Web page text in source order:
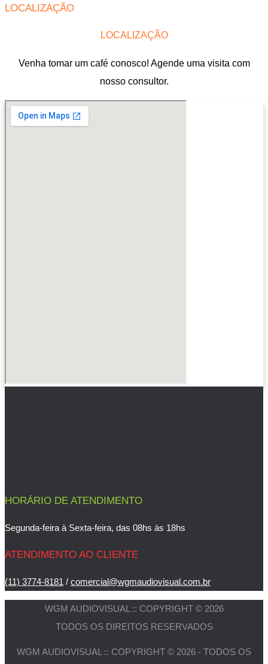
LOCALIZAÇÃO
LOCALIZAÇÃO
Venha tomar um café conosco! Agende uma visita com
nosso consultor.
HORÁRIO DE ATENDIMENTO
Segunda-feira à Sexta-feira, das 08hs às 18hs
ATENDIMENTO AO CLIENTE
(11) 3774-8181 / comercial@wgmaudiovisual.com.br
WGM AUDIOVISUAL :: COPYRIGHT © 2026
TODOS OS DIREITOS RESERVADOS
WGM AUDIOVISUAL :: COPYRIGHT © 2026 - TODOS OS